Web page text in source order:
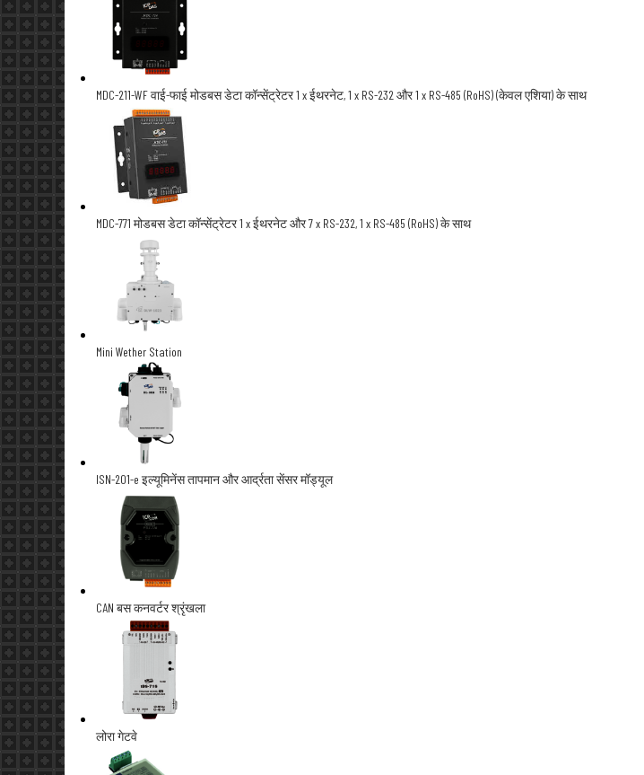
MDC-211-WF वाई-फाई मोडबस डेटा कॉन्सेंट्रेटर 1 x ईथरनेट, 1 x RS-232 और 1 x RS-485 (RoHS) (केवल एशिया) के साथ
MDC-771 मोडबस डेटा कॉन्सेंट्रेटर 1 x ईथरनेट और 7 x RS-232, 1 x RS-485 (RoHS) के साथ
Mini Wether Station
ISN-201-e इल्यूमिनेंस तापमान और आर्द्रता सेंसर मॉड्यूल
CAN बस कनवर्टर श्रृंखला
लोरा गेटवे